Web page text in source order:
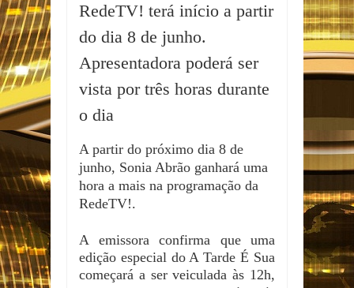
RedeTV! terá início a partir
do dia 8 de junho.
Apresentadora poderá ser
vista por três horas durante
o dia
A partir do próximo dia 8 de
junho, Sonia Abrão ganhará uma
hora a mais na programação da
RedeTV!.
A emissora confirma que uma
edição especial do A Tarde É Sua
começará a ser veiculada às 12h,